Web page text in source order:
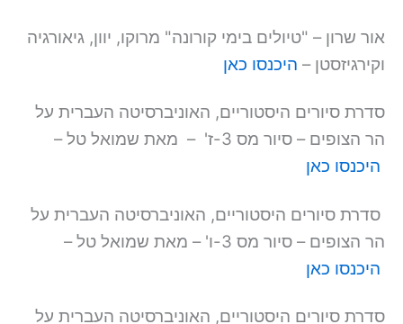
אור שרון – "טיולים בימי קורונה" מרוקו, יוון, גיאורגיה
וקירגיזסטן – היכנסו כאן
סדרת סיורים היסטוריים, האוניברסיטה העברית על
הר הצופים – סיור מס 3-ז' – מאת שמואל טל –
היכנסו כאן
סדרת סיורים היסטוריים, האוניברסיטה העברית על
הר הצופים – סיור מס 3-ו' – מאת שמואל טל –
היכנסו כאן
סדרת סיורים היסטוריים, האוניברסיטה העברית על